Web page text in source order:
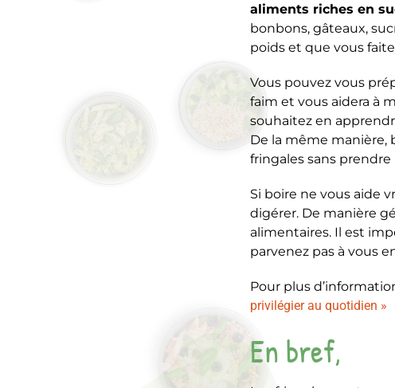
aliments riches en
bonbons, gâteaux,
poids et que vous
Vous pouvez vous
faim et vous aidera à
souhaitez en
De la même manière,
fringales sans
Si boire ne vous aide
digérer. De manière
alimentaires. Il est
parvenez pas à vous
Pour plus
privilégier au quotidien »
En bref,